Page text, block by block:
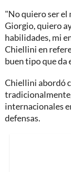
"No quiero ser el
Giorgio, quiero
habilidades, mi
Chiellini en
buen tipo que da
Chiellini abordó
internacionales
defensas.